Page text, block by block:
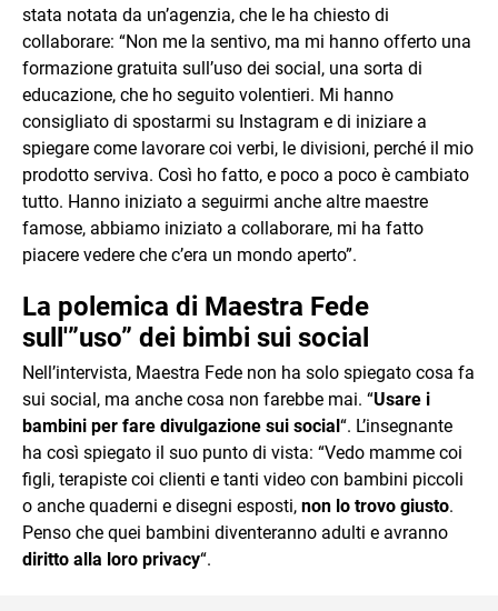
stata notata da un’agenzia, che le ha chiesto di
collaborare: “Non me la sentivo, ma mi hanno offerto una
formazione gratuita sull’uso dei social, una sorta di
educazione, che ho seguito volentieri. Mi hanno
consigliato di spostarmi su Instagram e di iniziare a
spiegare come lavorare coi verbi, le divisioni, perché il mio
prodotto serviva. Così ho fatto, e poco a poco è cambiato
tutto. Hanno iniziato a seguirmi anche altre maestre
famose, abbiamo iniziato a collaborare, mi ha fatto
piacere vedere che c’era un mondo aperto”.
La polemica di Maestra Fede
sull'”uso” dei bimbi sui social
Nell’intervista, Maestra Fede non ha solo spiegato cosa fa
sui social, ma anche cosa non farebbe mai. “Usare i
bambini per fare divulgazione sui social“. L’insegnante
ha così spiegato il suo punto di vista: “Vedo mamme coi
figli, terapiste coi clienti e tanti video con bambini piccoli
o anche quaderni e disegni esposti, non lo trovo giusto.
Penso che quei bambini diventeranno adulti e avranno
diritto alla loro privacy“.